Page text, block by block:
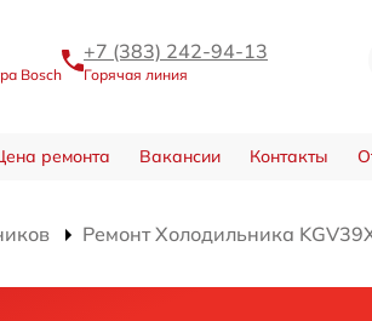
Bosch
+7 (383) 242-94-13
Горячая линия
ремонта Вакансии Контакты
Ремонт Холодильника